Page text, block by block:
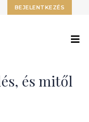
BEJELENTKEZÉS
és mitől